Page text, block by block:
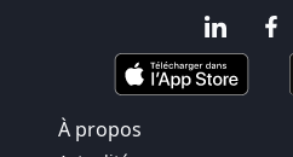
À propos